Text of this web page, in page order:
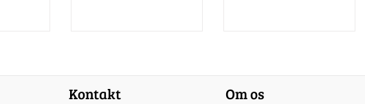
Kontakt Om os